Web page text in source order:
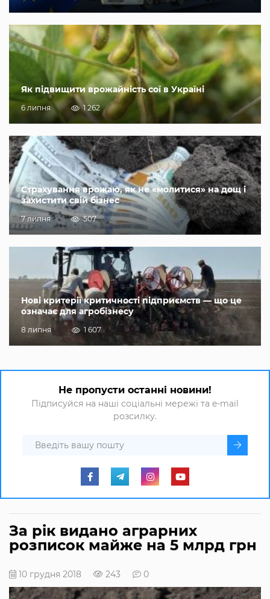
Як підвищити врожайність сої в Україні
6 липня 1 262
Страхування врожаю, як не «молитися» на дощ і
захистити свій бізнес
7 липня 507
Нові критерії критичності підприємств — що це
означає для агробізнесу
8 липня 1 607
Не пропусти останні новини!
Підписуйся на наші соціальні мережі та e-mail
розсилку.
За рік видано аграрних
розписок майже на 5 млрд грн
10 грудня 2018 243 0